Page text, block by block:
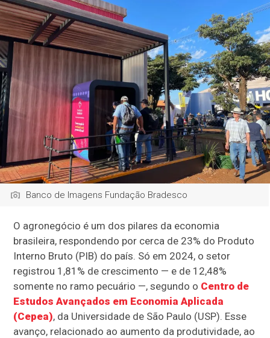
Banco de Imagens Fundação Bradesco
O agronegócio é um dos pilares da economia
brasileira, respondendo por cerca de 23% do Produto
Interno Bruto (PIB) do país. Só em 2024, o setor
registrou 1,81% de crescimento — e de 12,48%
somente no ramo pecuário —, segundo o Centro de
Estudos Avançados em Economia Aplicada
(Cepea), da Universidade de São Paulo (USP). Esse
avanço, relacionado ao aumento da produtividade, ao